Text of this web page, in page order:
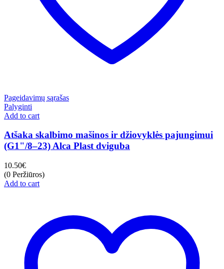
Pageidavimų sąrašas
Palyginti
Add to cart
Atšaka skalbimo mašinos ir džiovyklės pajungimui
(G1"/8–23) Alca Plast dviguba
10.50€
(0 Peržiūros)
Add to cart